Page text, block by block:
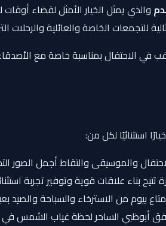
والذي يمثل الخيار الأمثل لقضاء
للتجمعات الخاصة والعائلية والرحلات
بمناسبة خاصة مع
استثنائيًا لكل من:
والموسيقى والتقاط أجمل الصور
تتيح بناء علاقات قوية وتوفير تجربة
بيوم من الاسترخاء والسباحة والصيد
أبوظبي الساحر لحظة غياب الشمس في